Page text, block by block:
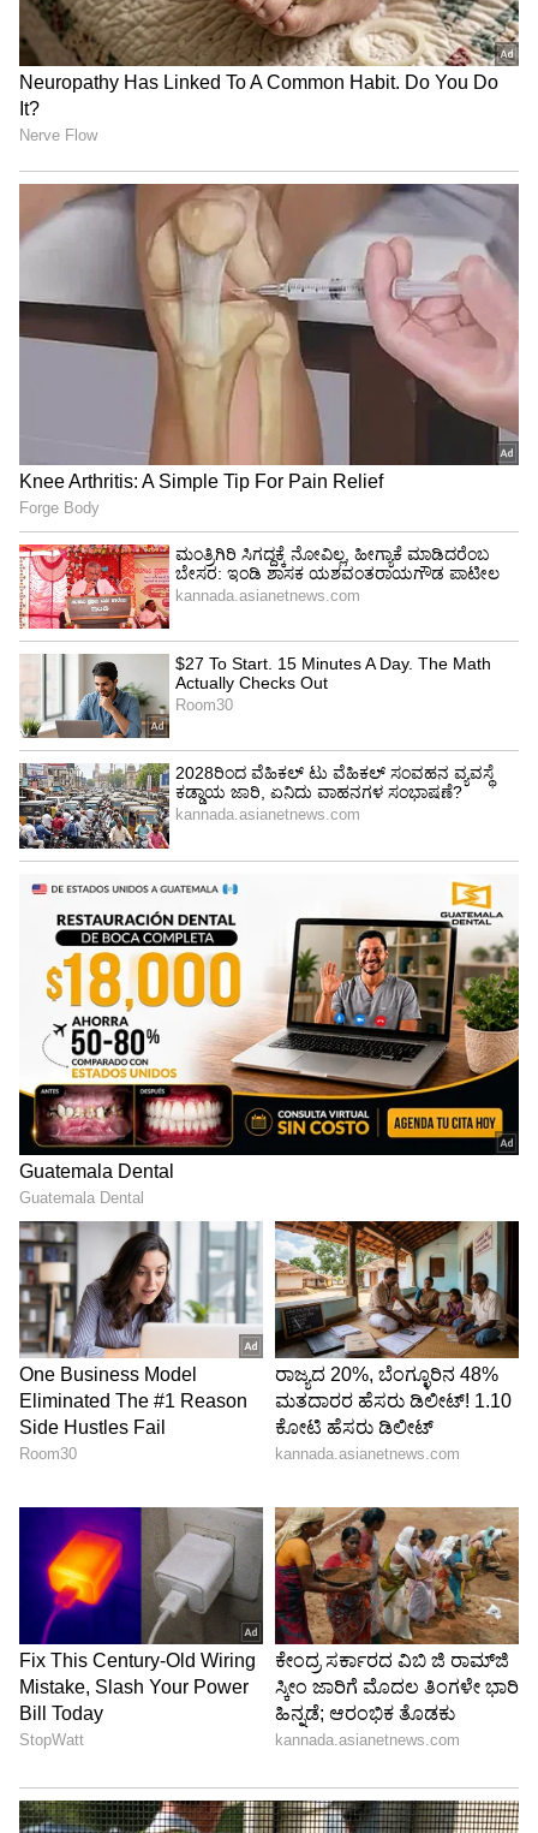
Related Articles
ಕೊಡಗಿನ ತಮ್ಮ ಕಾಫಿ ಎಸ್ಟೇಟ್‌ಗೆ ನುಗ್ಗಿದ ಆನೆಗಳ
ಹಿಂಡಿನ ವಿಡಿಯೋ ಹಂಚಿಕೊಂಡ ಉದ್ಯಮಿ ಆನಂದ್
ಕೊಡಗಿನ 60 ಎಕರೆ ಕಾಫಿ ತೋಟವನ್ನ ಆನಂದ್
ಮಹೀಂದ್ರಾ ಕುಟುಂಬ ಇಂದಿಗೂ ಕಾಪಾಡಿಕೊಂಡು
Image Credit :Asianet News
ಜೋಗ್ ಜಲಪಾತದಲ್ಲಿ (Jog Falls) ಆರ್ಭಟಿಸುವ ಅದೇ
ಶರಾವತಿ ನದಿಯು (Sharavati River) ಅಂತಿಮವಾಗಿ ಮತ್ತು
ಶಾಂತವಾಗಿ ಹೊನ್ನಾವರದ ಅರೇಬಿಯನ್ ಸಮುದ್ರವನ್ನು
(Arabian sea) ಸೇರುತ್ತದೆ. ಈ ಚಿತ್ರಗಳು
ವರ್ಧಿಸಲ್ಪಟ್ಟಿವೆಯೇ (Enhanced) ಎಂಬ ಬಗ್ಗೆ ನನಗೆ
ಖಚಿತವಿಲ್ಲ, ಆದರೆ ಹೊನ್ನಾವರವು ಒಂದು ಮಾಂತ್ರಿಕ
ಭೂದೃಶ್ಯವಾಗಿದೆ (Honnavara Magical Land) ಎಂಬುದು
ಸ್ಪಷ್ಟವಾಗಿದೆ.
4
Image Credit :Asianet News
ಅಲ್ಲಿ ಮ್ಯಾಂಗ್ರೋವ್ ಕಾಡುಗಳು (Mangrove forest),
ಅಂಕುಡೊಂಕಾದ ಜಲಮಾರ್ಗಗಳು ಮತ್ತು ಕನ್ನಡಿಯಂತಹ
ಮ್ಯಾಂಗ್ರೋವ್‌ಗಳು ಪ್ರಕೃತಿಯ ಅತ್ಯಂತ ಪರಿಣಾಮಕಾರಿ